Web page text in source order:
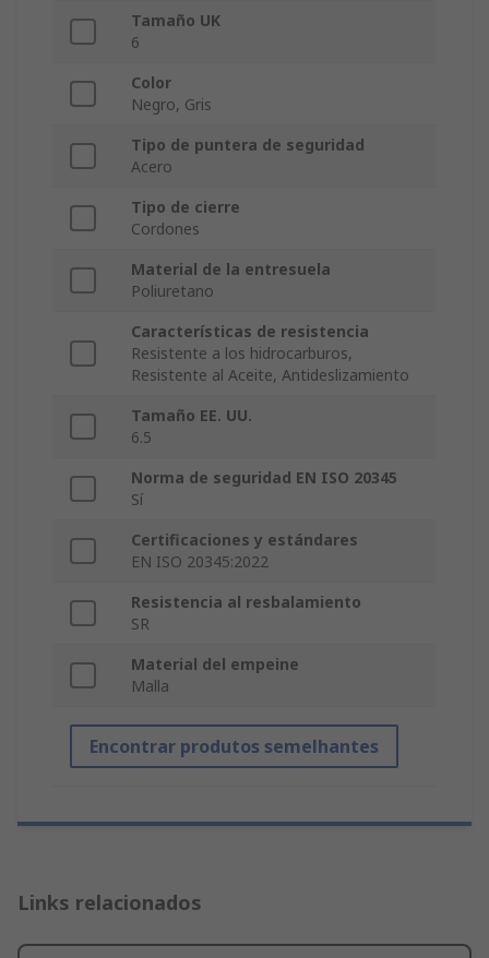
Tamaño UK
6
Color
Negro, Gris
Tipo de puntera de seguridad
Acero
Tipo de cierre
Cordones
Material de la entresuela
Poliuretano
Características de resistencia
Resistente a los hidrocarburos,
Resistente al Aceite, Antideslizamiento
Tamaño EE. UU.
6.5
Norma de seguridad EN ISO 20345
Sí
Certificaciones y estándares
EN ISO 20345:2022
Resistencia al resbalamiento
SR
Material del empeine
Malla
Encontrar produtos semelhantes
Links relacionados